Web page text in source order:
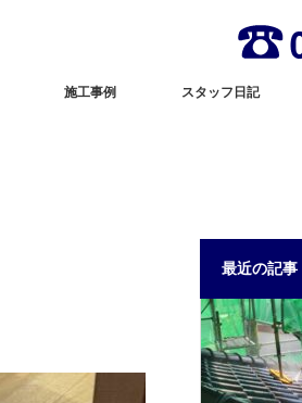
施工事例 スタッフ日記
最近の記事